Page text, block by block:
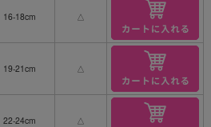
16-18cm △
19-21cm △
22-24cm △